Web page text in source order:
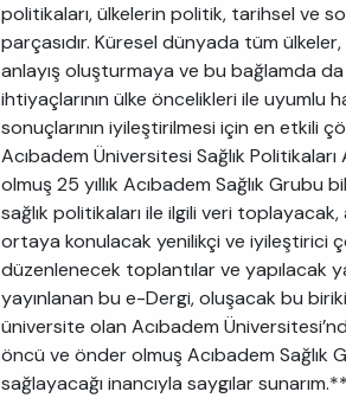
politikaları, ülkelerin politik, tarihsel ve
parçasıdır. Küresel dünyada tüm
anlayış oluşturmaya ve bu bağlamda
ihtiyaçlarının ülke öncelikleri ile uyumlu
sonuçlarının iyileştirilmesi için en etkili
Acıbadem Üniversitesi Sağlık
olmuş 25 yıllık Acıbadem Sağlık
sağlık politikaları ile ilgili veri
ortaya konulacak yenilikçi ve iyileştirici
düzenlenecek toplantılar ve yapılacak
yayınlanan bu e-Dergi, oluşacak bu
üniversite olan Acıbadem
öncü ve önder olmuş Acıbadem Sağlık
sağlayacağı inancıyla saygılar